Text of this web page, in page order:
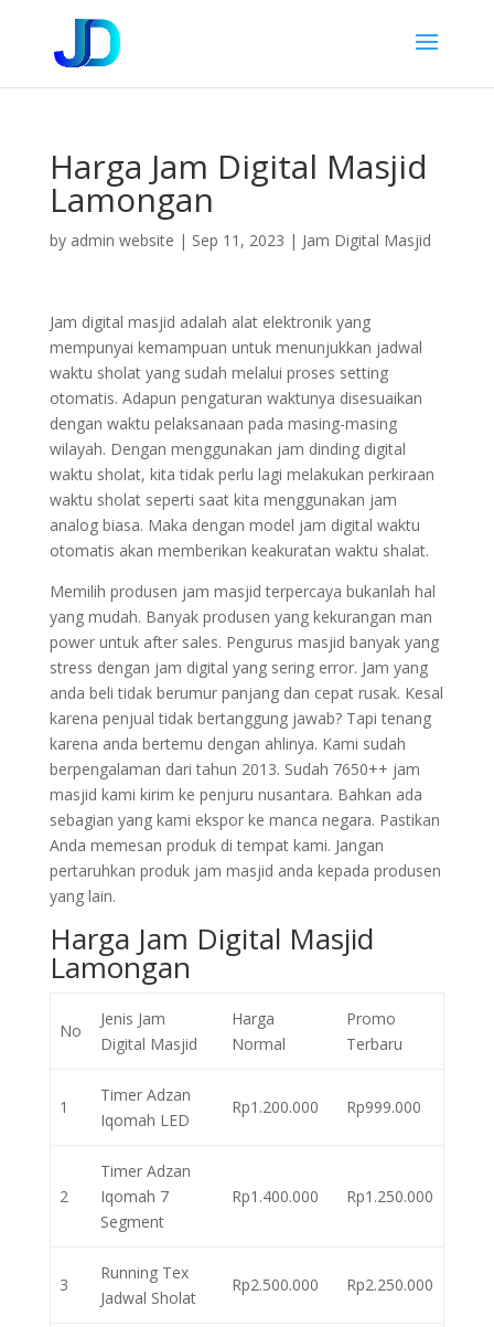
Harga Jam Digital Masjid
Lamongan
by admin website | Sep 11, 2023 | Jam Digital Masjid
Jam digital masjid adalah alat elektronik yang
mempunyai kemampuan untuk menunjukkan jadwal
waktu sholat yang sudah melalui proses setting
otomatis. Adapun pengaturan waktunya disesuaikan
dengan waktu pelaksanaan pada masing-masing
wilayah. Dengan menggunakan jam dinding digital
waktu sholat, kita tidak perlu lagi melakukan perkiraan
waktu sholat seperti saat kita menggunakan jam
analog biasa. Maka dengan model jam digital waktu
otomatis akan memberikan keakuratan waktu shalat.
Memilih produsen jam masjid terpercaya bukanlah hal
yang mudah. Banyak produsen yang kekurangan man
power untuk after sales. Pengurus masjid banyak yang
stress dengan jam digital yang sering error. Jam yang
anda beli tidak berumur panjang dan cepat rusak. Kesal
karena penjual tidak bertanggung jawab? Tapi tenang
karena anda bertemu dengan ahlinya. Kami sudah
berpengalaman dari tahun 2013. Sudah 7650++ jam
masjid kami kirim ke penjuru nusantara. Bahkan ada
sebagian yang kami ekspor ke manca negara. Pastikan
Anda memesan produk di tempat kami. Jangan
pertaruhkan produk jam masjid anda kepada produsen
yang lain.
Harga Jam Digital Masjid
Lamongan
No
Jenis Jam
Digital Masjid
Harga
Normal
Promo
Terbaru
1
Timer Adzan
Iqomah LED
Rp1.200.000 Rp999.000
2
Timer Adzan
Iqomah 7
Segment
Rp1.400.000 Rp1.250.000
3
Running Tex
Jadwal Sholat
Rp2.500.000 Rp2.250.000